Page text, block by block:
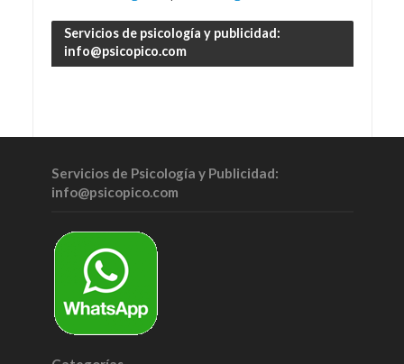
Servicios de psicología y publicidad:
info@psicopico.com
Servicios de Psicología y Publicidad:
info@psicopico.com